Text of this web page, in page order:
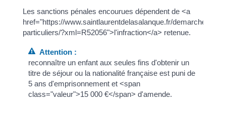
Les sanctions pénales encourues dépendent de <a
href="https://www.saintlaurentdelasalanque.fr/demarches/sp-
particuliers/?xml=R52056">l'infraction</a> retenue.
Attention :
reconnaître un enfant aux seules fins d'obtenir un
titre de séjour ou la nationalité française est puni de
5 ans d'emprisonnement et <span
class="valeur">15 000 €</span> d'amende.